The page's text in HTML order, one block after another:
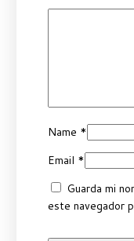
Name *
Email *
Guarda mi
este navegador